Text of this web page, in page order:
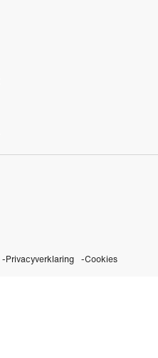
Privacyverklaring Cookies